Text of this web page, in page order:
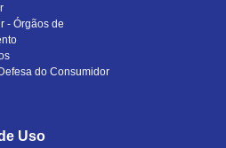
- Órgãos de
do Consumidor
Uso